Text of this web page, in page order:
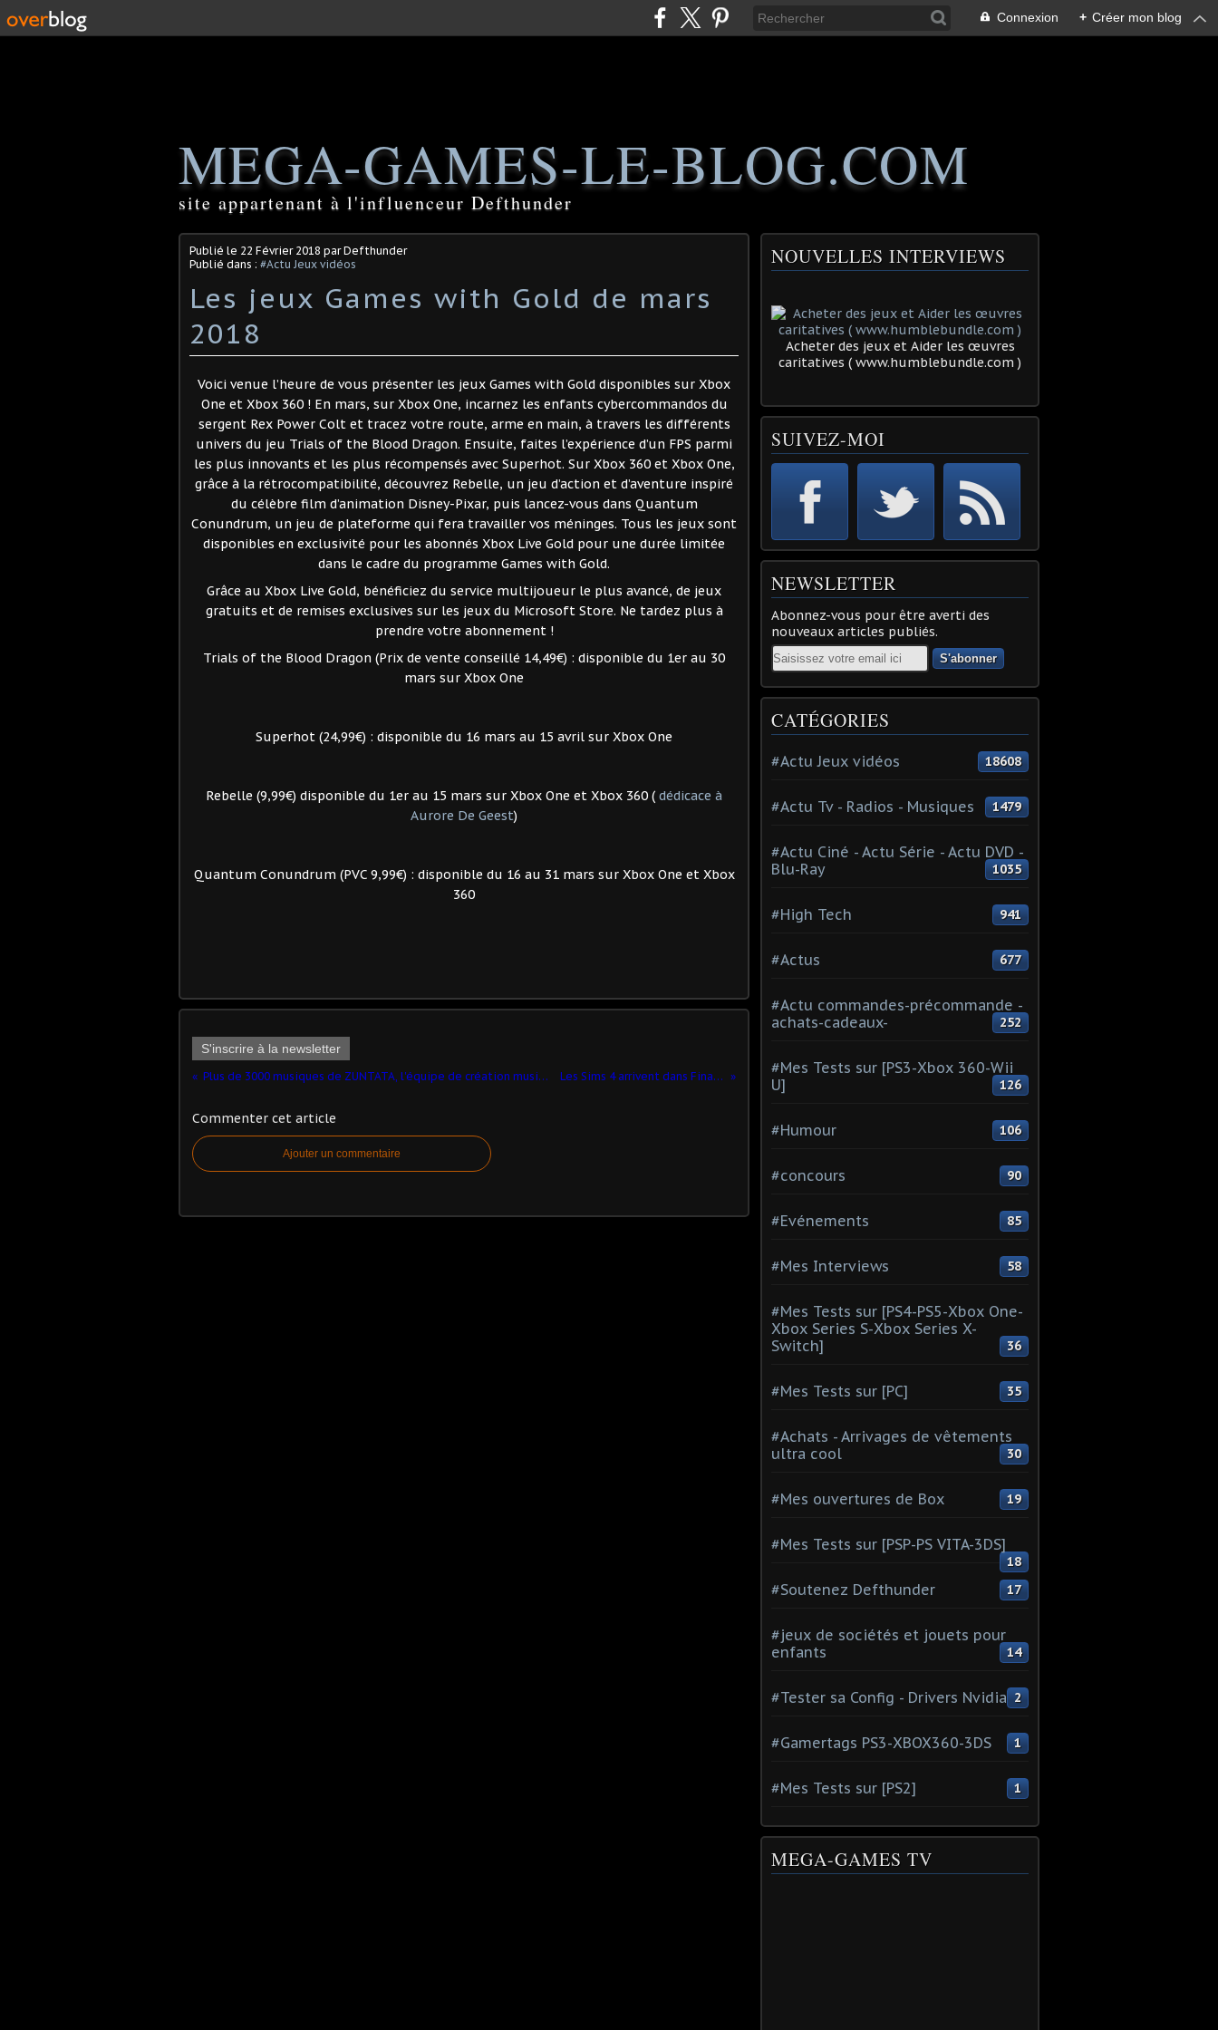
Connexion + Créer mon blog
MEGA-GAMES-LE-BLOG.COM
site appartenant à l'influenceur Defthunder
Publié le 22 Février 2018 par Defthunder
Publié dans : #Actu Jeux vidéos
Les jeux Games with Gold de mars
2018
Voici venue l’heure de vous présenter les jeux Games with Gold disponibles sur Xbox
One et Xbox 360 ! En mars, sur Xbox One, incarnez les enfants cybercommandos du
sergent Rex Power Colt et tracez votre route, arme en main, à travers les différents
univers du jeu Trials of the Blood Dragon. Ensuite, faites l’expérience d’un FPS parmi
les plus innovants et les plus récompensés avec Superhot. Sur Xbox 360 et Xbox One,
grâce à la rétrocompatibilité, découvrez Rebelle, un jeu d’action et d’aventure inspiré
du célèbre film d’animation Disney-Pixar, puis lancez-vous dans Quantum
Conundrum, un jeu de plateforme qui fera travailler vos méninges. Tous les jeux sont
disponibles en exclusivité pour les abonnés Xbox Live Gold pour une durée limitée
dans le cadre du programme Games with Gold.
Grâce au Xbox Live Gold, bénéficiez du service multijoueur le plus avancé, de jeux
gratuits et de remises exclusives sur les jeux du Microsoft Store. Ne tardez plus à
prendre votre abonnement !
Trials of the Blood Dragon (Prix de vente conseillé 14,49€) : disponible du 1er au 30
mars sur Xbox One
Superhot (24,99€) : disponible du 16 mars au 15 avril sur Xbox One
Rebelle (9,99€) disponible du 1er au 15 mars sur Xbox One et Xbox 360 ( dédicace à
Aurore De Geest)
Quantum Conundrum (PVC 9,99€) : disponible du 16 au 31 mars sur Xbox One et Xbox
360
S'inscrire à la newsletter
Plus de 3000 musiques de ZUNTATA, l'équipe de création musicale derrière les jeux TAITO, sont disponibles sur Spotify Les Sims 4 arrivent dans Final Fantasy XV Edition Windows
Commenter cet article
Ajouter un commentaire
NOUVELLES INTERVIEWS
Acheter des jeux et Aider les œuvres
caritatives ( www.humblebundle.com )
SUIVEZ-MOI
NEWSLETTER
Abonnez-vous pour être averti des
nouveaux articles publiés.
Email
CATÉGORIES
#Actu Jeux vidéos 18608
#Actu Tv - Radios - Musiques 1479
#Actu Ciné - Actu Série - Actu DVD -
Blu-Ray
1035
#High Tech 941
#Actus 677
#Actu commandes-précommande -
achats-cadeaux-
252
#Mes Tests sur [PS3-Xbox 360-Wii
U]
126
#Humour 106
#concours 90
#Evénements 85
#Mes Interviews 58
#Mes Tests sur [PS4-PS5-Xbox One-
Xbox Series S-Xbox Series X-
Switch]
36
#Mes Tests sur [PC] 35
#Achats - Arrivages de vêtements
ultra cool
30
#Mes ouvertures de Box 19
#Mes Tests sur [PSP-PS VITA-3DS]
18
#Soutenez Defthunder 17
#jeux de sociétés et jouets pour
enfants
14
#Tester sa Config - Drivers Nvidia 2
#Gamertags PS3-XBOX360-3DS 1
#Mes Tests sur [PS2] 1
MEGA-GAMES TV